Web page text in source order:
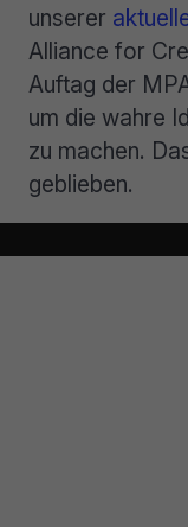
unserer
Alliance for
Auftag der
um die wahre
zu machen.
geblieben.